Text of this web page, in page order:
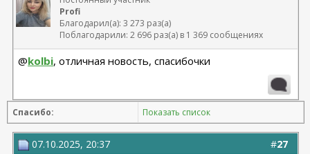
Profi
Благодарил(а): 3 273 раз(а)
Поблагодарили: 2 696 раз(а) в 1 369 сообщениях
@kolbi, отличная новость, спасибочки
Спасибо: Показать список
#27
07.10.2025, 20:37